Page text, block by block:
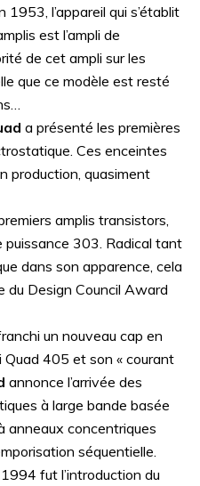
l’appareil qui s’établit
est l’ampli de
de cet ampli sur les
que ce modèle est resté
a présenté les premières
Ces enceintes
production, quasiment
amplis transistors,
puissance 303. Radical tant
dans son apparence, cela
du Design Council Award
un nouveau cap en
Quad 405 et son « courant
annonce l’arrivée des
à large bande basée
anneaux concentriques
séquentielle.
fut l’introduction du